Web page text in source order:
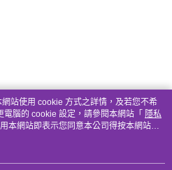
站使用 cookie 方式之詳情，及若您不希
腦的 cookie 設定，請參閱本網站「 隱私
本網站即表示您同意本公司得按本網站使